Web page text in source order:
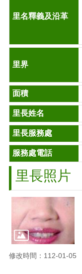
里長照片
修改時間：112-01-05